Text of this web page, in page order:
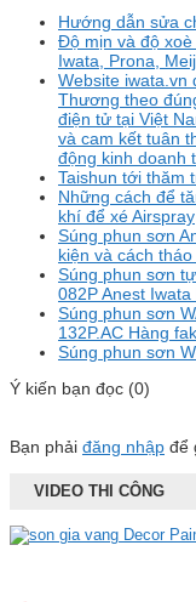
Hướng dẫn sửa
Độ mịn và độ
Iwata, Prona,
Website iwata.vn
Thương theo
điện tử tại Việt
và cam kết tuân
động kinh doanh
Taishun tới thăm
Những cách để
khí để xé Airspray
Súng phun sơn
kiện và cách
Súng phun sơn
082P Anest
Súng phun sơn
132P.AC Hàng
Súng phun sơn
Ý kiến bạn đọc (0)
Bạn phải đăng nhập để
VIDEO THI CÔNG